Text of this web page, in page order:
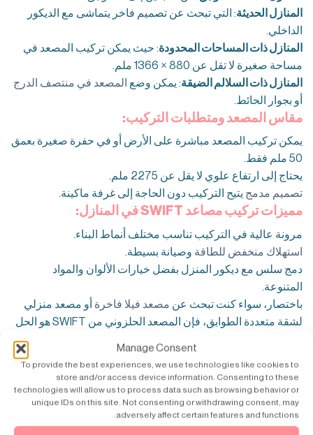
Manage Consent
To provide the best experiences, we use technologies like cookies to
store and/or access device information. Consenting to these
technologies will allow us to process data such as browsing behavior or
unique IDs on this site. Not consenting or withdrawing consent, may
adversely affect certain features and functions.
المنازل الحديثة: التي تبحث عن تصميم فاخر يتماشى مع الديكور
الداخلي.
المنازل ذات المساحات المحدودة: حيث يمكن تركيب المصعد في
مساحة صغيرة لا تقل عن 880 × 1366 ملم.
المنازل ذات السلالم الضيقة: يمكن وضع المصعد في منتصف الدرج
أو بجوار الحائط.
مقاس المصعد ومتطلبات التركيب:
يمكن تركيب المصعد مباشرة على الأرض أو في حفرة صغيرة بعمق
50 ملم فقط.
يحتاج إلى ارتفاع علوي لا يقل عن 2275 ملم.
تصميم مدمج يتيح التركيب دون الحاجة إلى غرفة ماكينة.
مميزات تركيب مصاعد SWIFT في المنازل:
مرونة عالية في التركيب تناسب مختلف أنماط البناء.
استهلاك منخفض للطاقة وصيانة بسيطة.
دمج سلس مع ديكور المنزل بفضل خيارات الألوان والمواد
المتنوعة.
باختصار، سواء كنت تبحث عن مصعد فيلا فاخرة أو مصعد منزلي
لشقة متعددة الطوابق، فإن المصعد الحلزوني من SWIFT هو الحل
المنتجات
سويفت برو SWIFT ProSWIFT Lite سويفت لايت